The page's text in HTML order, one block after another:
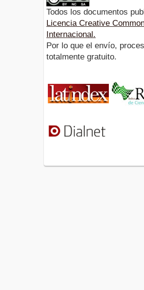
Todos los documentos
Licencia Creative
Internacional.
Por lo que el envío,
totalmente gratuito.